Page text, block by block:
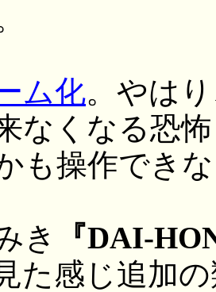
ム化。やは
なくなる恐
も操作でき
き
『DAI-
た感じ追加